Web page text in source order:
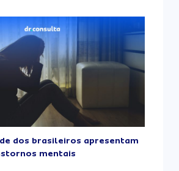
dos brasileiros apresentam
mentais